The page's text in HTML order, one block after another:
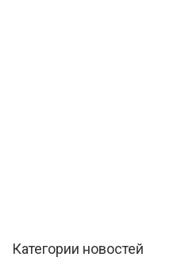
Категории новостей